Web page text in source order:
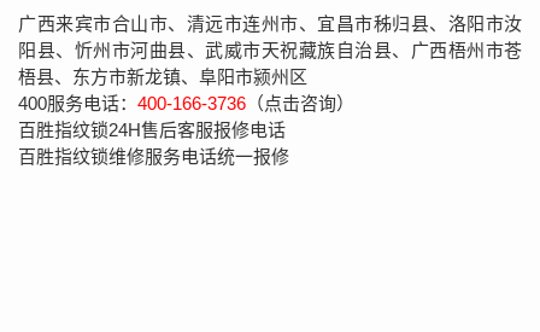
广西来宾市合山市、清远市连州市、宜昌市秭归县、洛阳市汝
阳县、忻州市河曲县、武威市天祝藏族自治县、广西梧州市苍
梧县、东方市新龙镇、阜阳市颍州区
400服务电话： 400-166-3736 （点击咨询）
百胜指纹锁24H售后客服报修电话
百胜指纹锁维修服务电话统一报修